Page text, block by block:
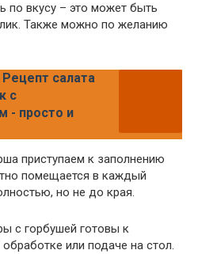
по вкусу – это может быть
Также можно по желанию
Рецепт салата
с
- просто и
приступаем к заполнению
помещается в каждый
но не до края.
с горбушей готовы к
или подаче на стол.